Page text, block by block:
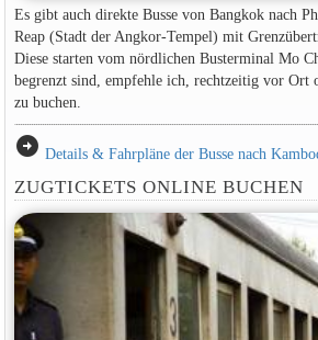
Es gibt auch direkte Busse von Bangkok nach
Reap (Stadt der Angkor-Tempel) mit
Diese starten vom nördlichen Busterminal Mo
begrenzt sind, empfehle ich, rechtzeitig vor Ort
zu buchen.
arrow_circle_right Details & Fahrpläne der Busse nach
ZUGTICKETS ONLINE BUCHEN